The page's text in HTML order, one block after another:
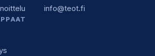
info@teot.fi